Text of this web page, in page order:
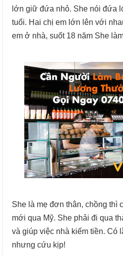
lớn giữ đứa nhỏ. She nói đứa
tuổi. Hai chị em lớn lên với
em ở nhà, suốt 18 năm She
She là mẹ đơn thân, chồng thì
mới qua Mỹ. She phải đi qua
và giúp việc nhà kiếm tiền. Có
nhưng cứu kịp!